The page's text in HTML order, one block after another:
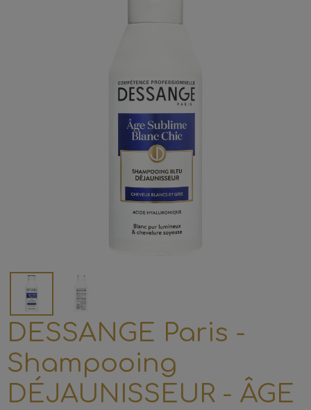
DESSANGE Paris -
Shampooing
DÉJAUNISSEUR - ÂGE